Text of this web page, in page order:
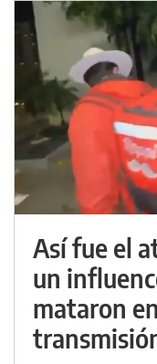
Así fue el
un
mataron